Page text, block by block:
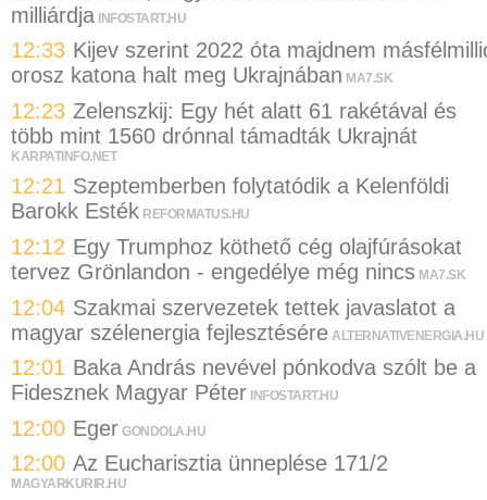
milliárdja INFOSTART.HU
12:33 Kijev szerint 2022 óta majdnem
orosz katona halt meg Ukrajnában MA7.SK
12:23 Zelenszkij: Egy hét alatt 61 rakétával és
több mint 1560 drónnal támadták Ukrajnát
KARPATINFO.NET
12:21 Szeptemberben folytatódik a Kelenföldi
Barokk Esték REFORMATUS.HU
12:12 Egy Trumphoz köthető cég olajfúrásokat
tervez Grönlandon - engedélye még nincs MA7.SK
12:04 Szakmai szervezetek tettek javaslatot a
magyar szélenergia fejlesztésére ALTERNATIVENERGIA.HU
12:01 Baka András nevével pónkodva szólt be a
Fidesznek Magyar Péter INFOSTART.HU
12:00 Eger GONDOLA.HU
12:00 Az Eucharisztia ünneplése 171/2
MAGYARKURIR.HU